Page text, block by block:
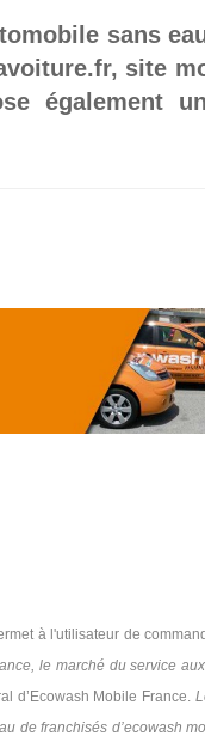
sans
site
également
à l'utilisateur de
le marché du service
d’Ecowash Mobile France.
de franchisés d’ecowash